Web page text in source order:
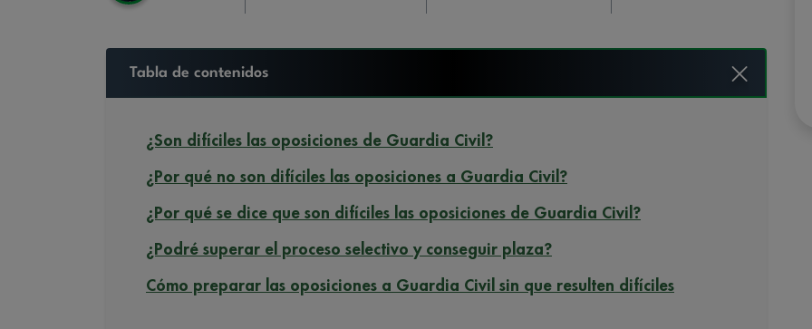
Tabla de contenidos
¿Son difíciles las oposiciones de Guardia Civil?
¿Por qué no son difíciles las oposiciones a Guardia Civil?
¿Por qué se dice que son difíciles las oposiciones de Guardia Civil?
¿Podré superar el proceso selectivo y conseguir plaza?
Cómo preparar las oposiciones a Guardia Civil sin que resulten difíciles